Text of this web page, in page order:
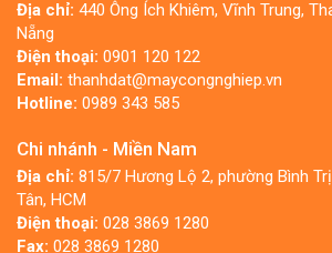
Địa chỉ: 440 Ông Ích Khiêm, Vĩnh Trung,
Nẵng
Điện thoại: 0901 120 122
Email: thanhdat@maycongnghiep.vn
Hotline: 0989 343 585
Chi nhánh - Miền Nam
Địa chỉ: 815/7 Hương Lộ 2, phường Bình
Tân, HCM
Điện thoại: 028 3869 1280
Fax: 028 3869 1280